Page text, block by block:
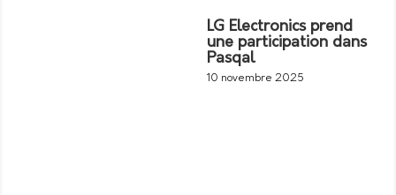
LG Electronics prend
une participation dans
Pasqal
10 novembre 2025